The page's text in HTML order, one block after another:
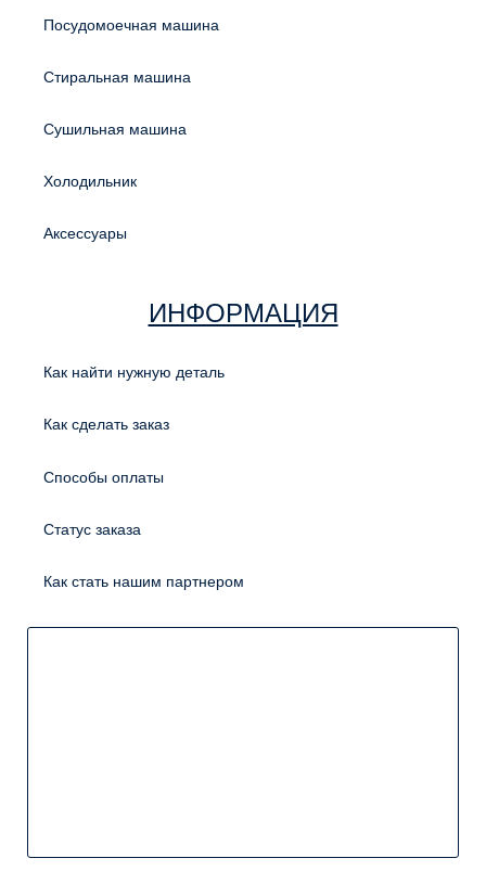
Посудомоечная машина
Стиральная машина
Сушильная машина
Холодильник
Аксессуары
ИНФОРМАЦИЯ
Как найти нужную деталь
Как сделать заказ
Способы оплаты
Статус заказа
Как стать нашим партнером